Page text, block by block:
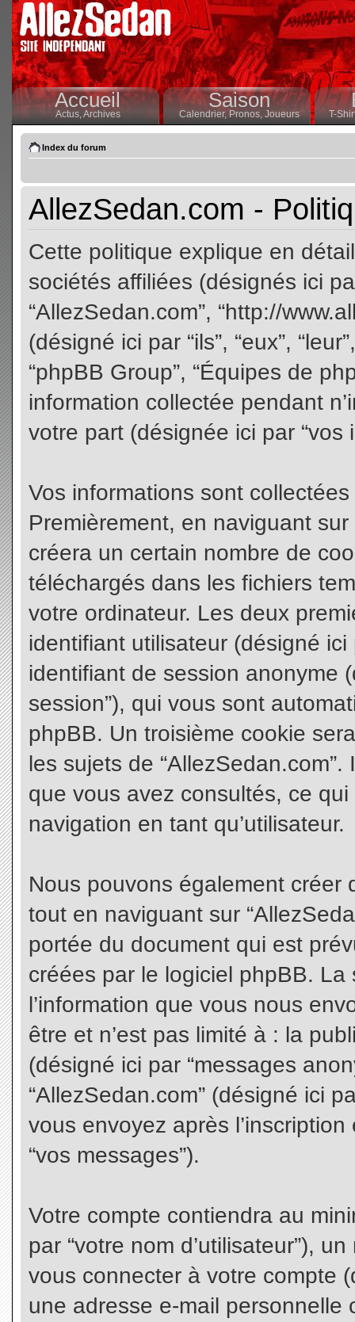
Accueil
Actus,Archives
Saison
Calendrier,Pronos, Joueurs T-
Index du forum
AllezSedan.com -
Cette politique explique en
sociétés affiliées (désignés ici
“AllezSedan.com”, “http://
(désigné ici par “ils”, “eux”,
“phpBB Group”, “Équipes de
information collectée pendant
votre part (désignée ici par “vos
Vos informations sont
Premièrement, en naviguant
créera un certain nombre de
téléchargés dans les fichiers
votre ordinateur. Les deux
identifiant utilisateur (désigné ici
identifiant de session anonyme
session”), qui vous sont
phpBB. Un troisième cookie
les sujets de
que vous avez consultés, ce
navigation en tant qu’utilisateur.
Nous pouvons également créer
tout en naviguant sur
portée du document qui est
créées par le logiciel phpBB.
l’information que vous nous
être et n’est pas limité à : la
(désigné ici par “messages
“AllezSedan.com” (désigné ici
vous envoyez après
“vos messages”).
Votre compte contiendra au
par “votre nom d’utilisateur”),
vous connecter à votre compte
une adresse e-mail personnelle